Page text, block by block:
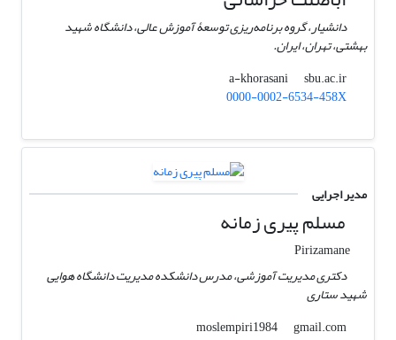
دانشیار، گروه برنامه‌ریزی توسعۀ آموزش عالی، دانشگاه شهید
بهشتی، تهران، ایران.
a-khorasani
sbu.ac.ir
0000-0002-6534-458X
مدیر اجرایی
مسلم پیری زمانه
Pirizamane
دکتری مدیریت آموزشی، مدرس دانشکده مدیریت دانشگاه هوایی
شهید ستاری
moslempiri1984
gmail.com